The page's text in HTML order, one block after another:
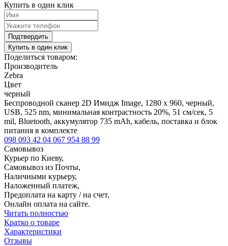
Купить в один клик
Подтвердить
Купить в один клик
Поделиться товаром:
Производитель
Zebra
Цвет
черный
Беспроводной сканер 2D Имидж Image, 1280 x 960, черный,
USB, 525 nm, минимальная контрастность 20%, 51 см/сек, 5
mil, Bluetooth, аккумулятор 735 mAh, кабель, поставка и блок
питания в комплекте
098 093 42 04 067 954 88 99
Самовывоз
Курьер по Киеву,
Самовывоз из Почты,
Наличными курьеру,
Наложенный платеж,
Предоплата на карту / на счет,
Онлайн оплата на сайте.
Читать полностью
Кратко о товаре
Характеристики
Отзывы